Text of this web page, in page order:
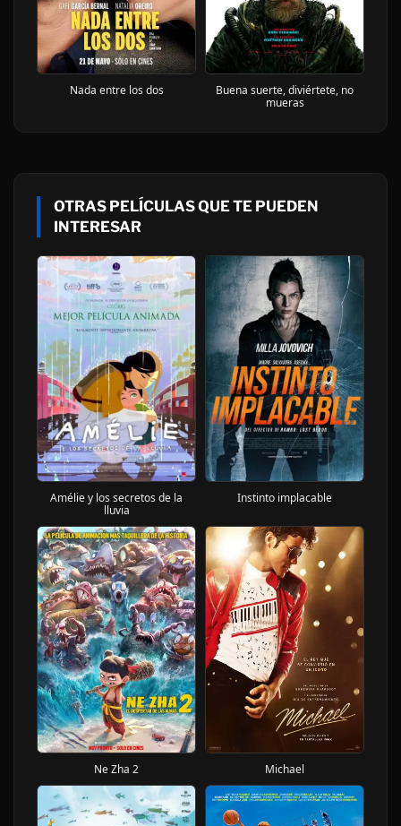
Nada entre los dos
Buena suerte, diviértete, no
mueras
OTRAS PELÍCULAS QUE TE PUEDEN
INTERESAR
Amélie y los secretos de la
lluvia
Instinto implacable
Ne Zha 2 Michael